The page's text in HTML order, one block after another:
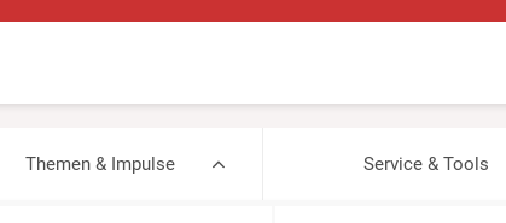
Themen & Impulse Service & Tools